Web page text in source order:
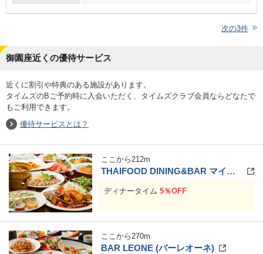
次の3件
御園座近くの優待サービス
近くに割引や特典のある施設があります。
タイムズのBご予約時に入会いただく、タイムズクラブ会員ならどなたで
もご利用できます。
優待サービスとは？
ここから212m
THAIFOOD DINING&BAR マイペンライ
ディナータイム 5％OFF
ここから270m
BAR LEONE (バーレオーネ)